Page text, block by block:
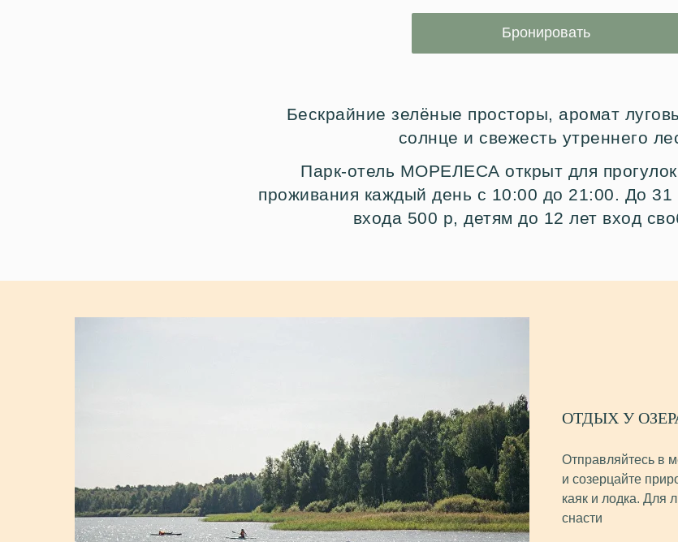
Бронировать
Бескрайние зелёные просторы, аромат
солнце и свежесть утреннего
Парк-отель МОРЕЛЕСА открыт для
проживания каждый день с 10:00 до 21:00. До 31
входа 500 р, детям до 12 лет вход
ОТДЫХ У
Отправляйтесь в
и созерцайте
каяк и лодка. Для
снасти